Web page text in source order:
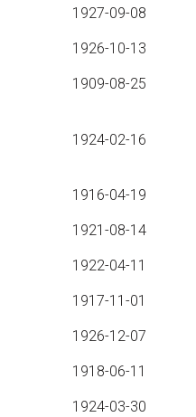
1927-09-08
1926-10-13
1909-08-25
1924-02-16
1916-04-19
1921-08-14
1922-04-11
1917-11-01
1926-12-07
1918-06-11
1924-03-30